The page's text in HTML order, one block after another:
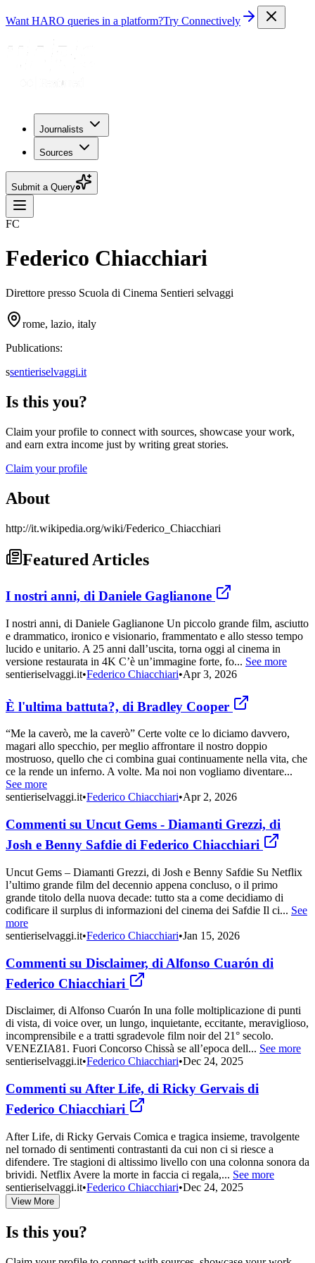
Want HARO queries in a platform?Try Connectively
Journalists
Sources
Submit a Query
FC
Federico Chiacchiari
Direttore presso Scuola di Cinema Sentieri selvaggi
rome, lazio, italy
Publications:
ssentieriselvaggi.it
Is this you?
Claim your profile to connect with sources, showcase your work,
and earn extra income just by writing great stories.
Claim your profile
About
http://it.wikipedia.org/wiki/Federico_Chiacchiari
Featured Articles
I nostri anni, di Daniele Gaglianone
I nostri anni, di Daniele Gaglianone Un piccolo grande film, asciutto
e drammatico, ironico e visionario, frammentato e allo stesso tempo
lucido e unitario. A 25 anni dall’uscita, torna oggi al cinema in
versione restaurata in 4K C’è un’immagine forte, fo... See more
sentieriselvaggi.it•Federico Chiacchiari•Apr 3, 2026
È l'ultima battuta?, di Bradley Cooper
“Me la caverò, me la caverò” Certe volte ce lo diciamo davvero,
magari allo specchio, per meglio affrontare il nostro doppio
mostruoso, quello che ci combina guai continuamente nella vita, che
ce la rende un inferno. A volte. Ma noi non vogliamo diventare...
See more
sentieriselvaggi.it•Federico Chiacchiari•Apr 2, 2026
Commenti su Uncut Gems - Diamanti Grezzi, di
Josh e Benny Safdie di Federico Chiacchiari
Uncut Gems – Diamanti Grezzi, di Josh e Benny Safdie Su Netflix
l’ultimo grande film del decennio appena concluso, o il primo
grande titolo della nuova decade: tutto sta a come decidiamo di
codificare il surplus di informazioni del cinema dei Safdie Il ci... See
more
sentieriselvaggi.it•Federico Chiacchiari•Jan 15, 2026
Commenti su Disclaimer, di Alfonso Cuarón di
Federico Chiacchiari
Disclaimer, di Alfonso Cuarón In una folle moltiplicazione di punti
di vista, di voice over, un lungo, inquietante, eccitante, meraviglioso,
incomprensibile e a tratti sgradevole film noir del 21° secolo.
VENEZIA81. Fuori Concorso Chissà se all’epoca dell... See more
sentieriselvaggi.it•Federico Chiacchiari•Dec 24, 2025
Commenti su After Life, di Ricky Gervais di
Federico Chiacchiari
After Life, di Ricky Gervais Comica e tragica insieme, travolgente
nel tornado di sentimenti contrastanti da cui non ci si riesce a
difendere. Tre stagioni di altissimo livello con una colonna sonora da
brividi. Netflix Avere la morte in faccia ci regala,... See more
sentieriselvaggi.it•Federico Chiacchiari•Dec 24, 2025
View More
Is this you?